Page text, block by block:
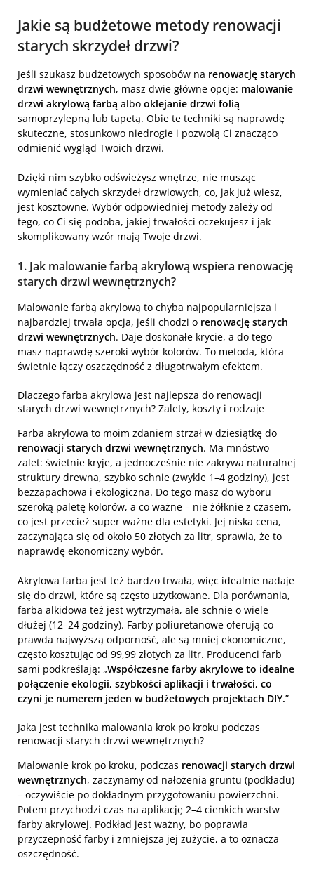
Jakie są budżetowe metody renowacji
starych skrzydeł drzwi?
Jeśli szukasz budżetowych sposobów na renowację starych
drzwi wewnętrznych, masz dwie główne opcje: malowanie
drzwi akrylową farbą albo oklejanie drzwi folią
samoprzylepną lub tapetą. Obie te techniki są naprawdę
skuteczne, stosunkowo niedrogie i pozwolą Ci znacząco
odmienić wygląd Twoich drzwi.
Dzięki nim szybko odświeżysz wnętrze, nie musząc
wymieniać całych skrzydeł drzwiowych, co, jak już wiesz,
jest kosztowne. Wybór odpowiedniej metody zależy od
tego, co Ci się podoba, jakiej trwałości oczekujesz i jak
skomplikowany wzór mają Twoje drzwi.
1. Jak malowanie farbą akrylową wspiera renowację
starych drzwi wewnętrznych?
Malowanie farbą akrylową to chyba najpopularniejsza i
najbardziej trwała opcja, jeśli chodzi o renowację starych
drzwi wewnętrznych. Daje doskonałe krycie, a do tego
masz naprawdę szeroki wybór kolorów. To metoda, która
świetnie łączy oszczędność z długotrwałym efektem.
Dlaczego farba akrylowa jest najlepsza do renowacji
starych drzwi wewnętrznych? Zalety, koszty i rodzaje
Farba akrylowa to moim zdaniem strzał w dziesiątkę do
renowacji starych drzwi wewnętrznych. Ma mnóstwo
zalet: świetnie kryje, a jednocześnie nie zakrywa naturalnej
struktury drewna, szybko schnie (zwykle 1–4 godziny), jest
bezzapachowa i ekologiczna. Do tego masz do wyboru
szeroką paletę kolorów, a co ważne – nie żółknie z czasem,
co jest przecież super ważne dla estetyki. Jej niska cena,
zaczynająca się od około 50 złotych za litr, sprawia, że to
naprawdę ekonomiczny wybór.
Akrylowa farba jest też bardzo trwała, więc idealnie nadaje
się do drzwi, które są często użytkowane. Dla porównania,
farba alkidowa też jest wytrzymała, ale schnie o wiele
dłużej (12–24 godziny). Farby poliuretanowe oferują co
prawda najwyższą odporność, ale są mniej ekonomiczne,
często kosztując od 99,99 złotych za litr. Producenci farb
sami podkreślają: „Współczesne farby akrylowe to idealne
połączenie ekologii, szybkości aplikacji i trwałości, co
czyni je numerem jeden w budżetowych projektach DIY.”
Jaka jest technika malowania krok po kroku podczas
renowacji starych drzwi wewnętrznych?
Malowanie krok po kroku, podczas renowacji starych drzwi
wewnętrznych, zaczynamy od nałożenia gruntu (podkładu)
– oczywiście po dokładnym przygotowaniu powierzchni.
Potem przychodzi czas na aplikację 2–4 cienkich warstw
farby akrylowej. Podkład jest ważny, bo poprawia
przyczepność farby i zmniejsza jej zużycie, a to oznacza
oszczędność.